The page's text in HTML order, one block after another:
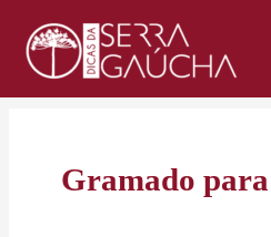
para
conteúdo
Gramado